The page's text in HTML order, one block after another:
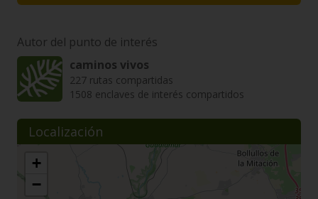
Autor del punto de interés
caminos vivos
227 rutas compartidas
1508 enclaves de interés compartidos
Localización
+
−